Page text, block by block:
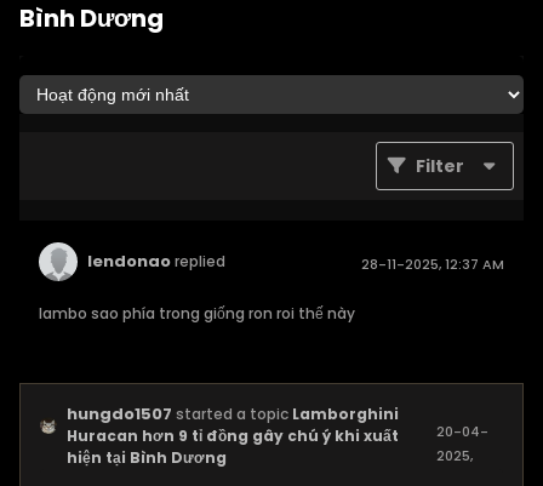
Bình Dương
Filter
lendonaoreplied 28-11-2025, 12:37 AM
lambo sao phía trong giống ron roi thế này
hungdo1507 started a topic Lamborghini
Huracan hơn 9 tỉ đồng gây chú ý khi xuất
hiện tại Bình Dương
20-04-
2025,